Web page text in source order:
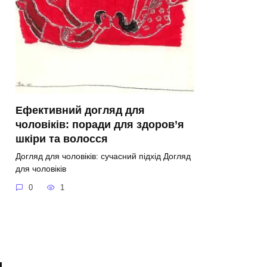
Ефективний догляд для
чоловіків: поради для здоров’я
шкіри та волосся
Догляд для чоловіків: сучасний підхід Догляд
для чоловіків
0 1